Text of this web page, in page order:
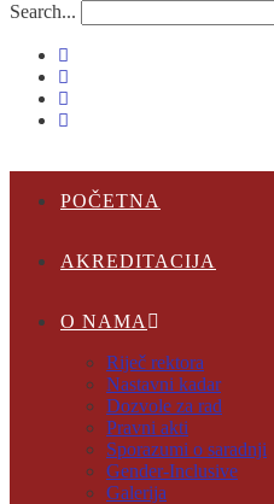
Search...
POČETNA
AKREDITACIJA
O NAMA
Riječ rektora
Nastavni kadar
Dozvole za rad
Pravni akti
Sporazumi o saradnji
Gender-Inclusive
Galerija